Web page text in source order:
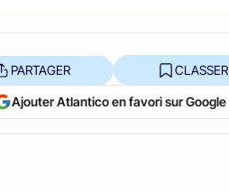
PARTAGER CLASSER
Ajouter Atlantico en favori sur Google